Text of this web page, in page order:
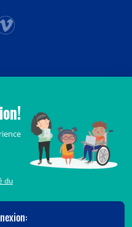
Crédits
publics